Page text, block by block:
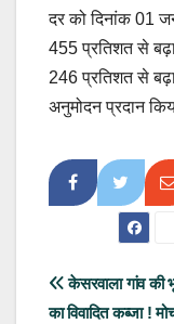
दर को दिनांक 01
455 प्रतिशत से
246 प्रतिशत से
अनुमोदन प्रदान
Post
केसरवाला गांव की
का विवादित कब्जा !